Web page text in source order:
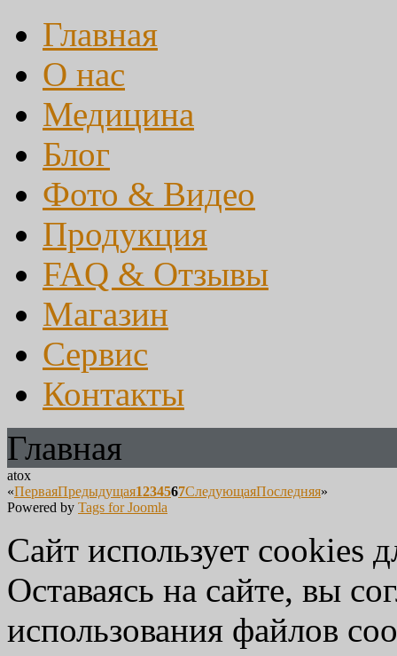
Главная
О нас
Медицина
Блог
Фото & Видео
Продукция
FAQ & Отзывы
Магазин
Сервис
Контакты
Главная
atox
«ПерваяПредыдущая1234567СледующаяПоследняя»
Powered by Tags for Joomla
Сайт использует cookies
Оставаясь на сайте, вы
использования файлов